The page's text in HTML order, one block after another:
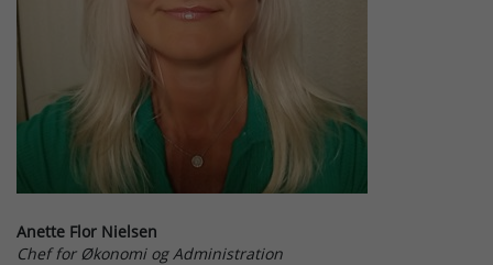
Anette Flor Nielsen
Chef for Økonomi og Administration